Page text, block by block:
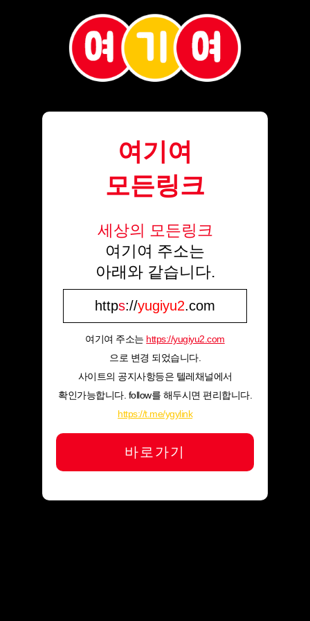
여기여
모든링크
세상의 모든링크
여기여 주소는
아래와 같습니다.
https://yugiyu2.com
여기여 주소는 https://yugiyu2.com
으로 변경 되었습니다.
사이트의 공지사항등은 텔레채널에서
확인가능합니다. follow를 해두시면 편리합니다.
https://t.me/ygylink
바로가기